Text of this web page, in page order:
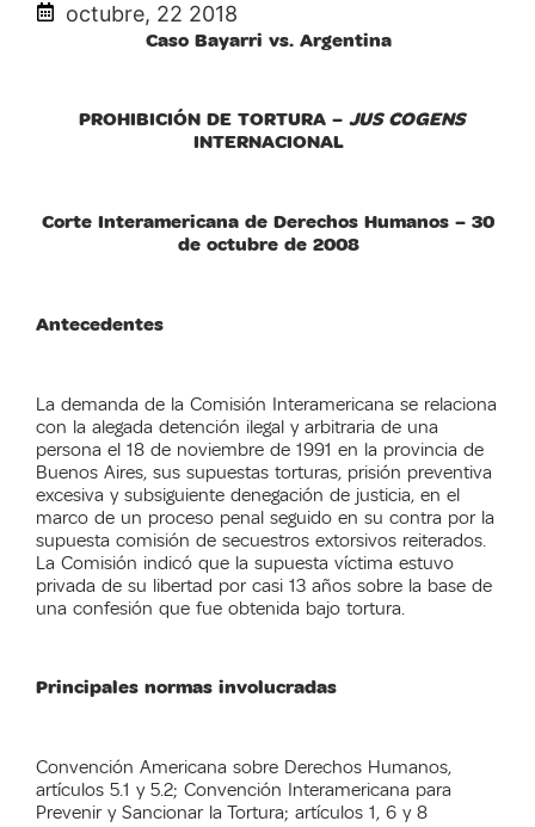
octubre, 22 2018
Caso Bayarri vs. Argentina
PROHIBICIÓN DE TORTURA – JUS COGENS
INTERNACIONAL
Corte Interamericana de Derechos Humanos – 30
de octubre de 2008
Antecedentes
La demanda de la Comisión Interamericana se relaciona
con la alegada detención ilegal y arbitraria de una
persona el 18 de noviembre de 1991 en la provincia de
Buenos Aires, sus supuestas torturas, prisión preventiva
excesiva y subsiguiente denegación de justicia, en el
marco de un proceso penal seguido en su contra por la
supuesta comisión de secuestros extorsivos reiterados.
La Comisión indicó que la supuesta víctima estuvo
privada de su libertad por casi 13 años sobre la base de
una confesión que fue obtenida bajo tortura.
Principales normas involucradas
Convención Americana sobre Derechos Humanos,
artículos 5.1 y 5.2; Convención Interamericana para
Prevenir y Sancionar la Tortura; artículos 1, 6 y 8